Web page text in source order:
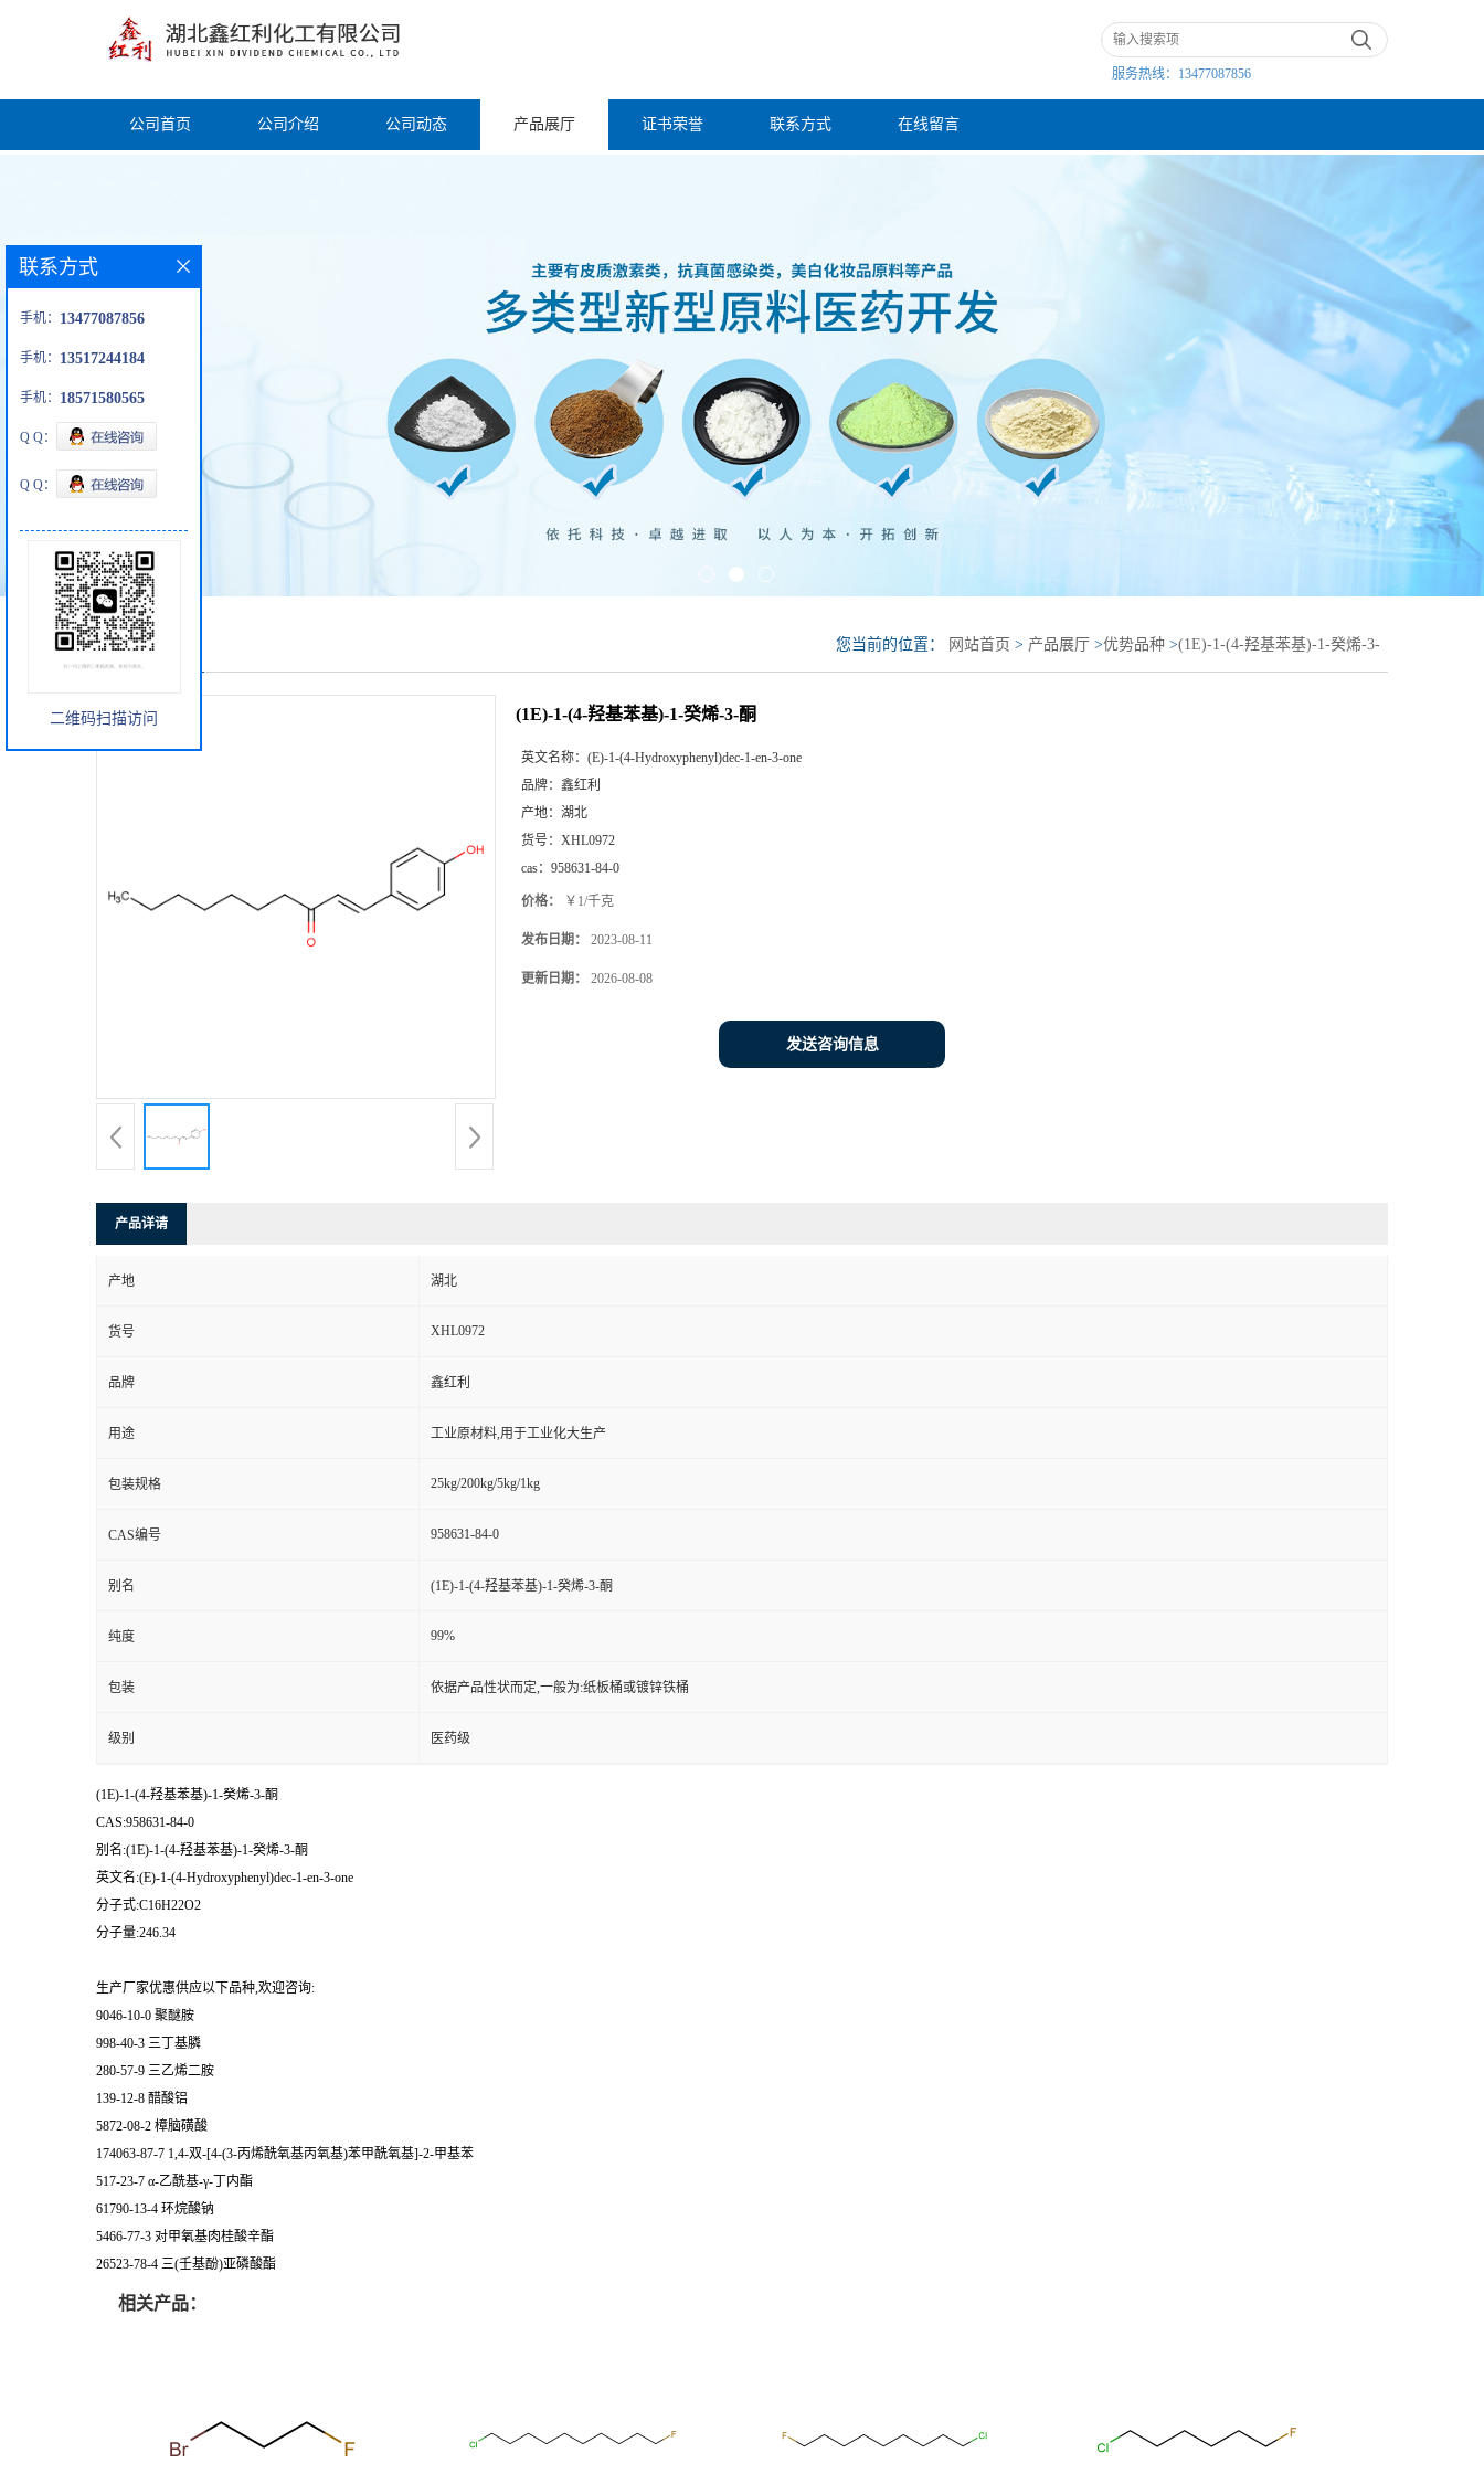
服务热线： 13477087856
公司首页 公司介绍 公司动态 产品展厅 证书荣誉 联系方式 在线留言
产品展厅 您当前的位置： 网站首页 > 产品展厅 >优势品种 >(1E)-1-(4-羟基苯基)-1-癸烯-3-
(1E)-1-(4-羟基苯基)-1-癸烯-3-酮
英文名称： (E)-1-(4-Hydroxyphenyl)dec-1-en-3-one
品牌： 鑫红利
产地： 湖北
货号： XHL0972
cas： 958631-84-0
价格： ￥1/千克
发布日期： 2023-08-11
更新日期： 2026-08-08
发送咨询信息
产品详请
产地 湖北
货号 XHL0972
品牌 鑫红利
用途 工业原材料,用于工业化大生产
包装规格 25kg/200kg/5kg/1kg
CAS编号 958631-84-0
别名 (1E)-1-(4-羟基苯基)-1-癸烯-3-酮
纯度 99%
包装 依据产品性状而定,一般为:纸板桶或镀锌铁桶
级别 医药级
(1E)-1-(4-羟基苯基)-1-癸烯-3-酮
CAS:958631-84-0
别名:(1E)-1-(4-羟基苯基)-1-癸烯-3-酮
英文名:(E)-1-(4-Hydroxyphenyl)dec-1-en-3-one
分子式:C16H22O2
分子量:246.34
生产厂家优惠供应以下品种,欢迎咨询:
9046-10-0 聚醚胺
998-40-3 三丁基膦
280-57-9 三乙烯二胺
139-12-8 醋酸铝
5872-08-2 樟脑磺酸
174063-87-7 1,4-双-[4-(3-丙烯酰氧基丙氧基)苯甲酰氧基]-2-甲基苯
517-23-7 α-乙酰基-γ-丁内酯
61790-13-4 环烷酸钠
5466-77-3 对甲氧基肉桂酸辛酯
26523-78-4 三(壬基酚)亚磷酸酯
相关产品：
联系方式
手机： 13477087856
手机： 13517244184
手机： 18571580565
Q Q：
Q Q：
二维码扫描访问